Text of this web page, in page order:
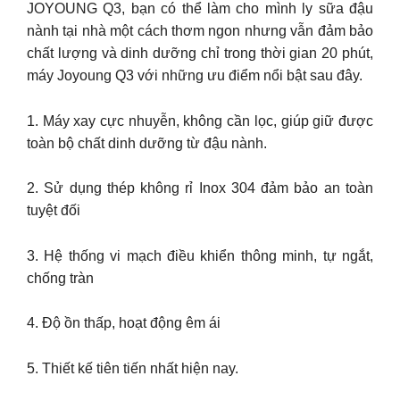
JOYOUNG Q3, bạn có thể làm cho mình ly sữa đậu
nành tại nhà một cách thơm ngon nhưng vẫn đảm bảo
chất lượng và dinh dưỡng chỉ trong thời gian 20 phút,
máy Joyoung Q3 với những ưu điểm nổi bật sau đây.
1. Máy xay cực nhuyễn, không cần lọc, giúp giữ được
toàn bộ chất dinh dưỡng từ đậu nành.
2. Sử dụng thép không rỉ Inox 304 đảm bảo an toàn
tuyệt đối
3. Hệ thống vi mạch điều khiển thông minh, tự ngắt,
chống tràn
4. Độ ồn thấp, hoạt động êm ái
5. Thiết kế tiên tiến nhất hiện nay.